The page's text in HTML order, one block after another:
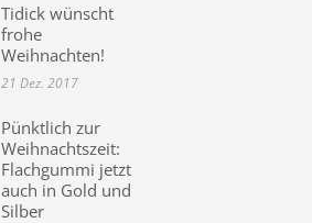
Tidick wünscht
frohe
Weihnachten!
21 Dez. 2017
Pünktlich zur
Weihnachtszeit:
Flachgummi jetzt
auch in Gold und
Silber